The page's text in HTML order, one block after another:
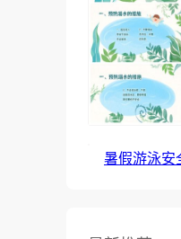
暑假游泳安